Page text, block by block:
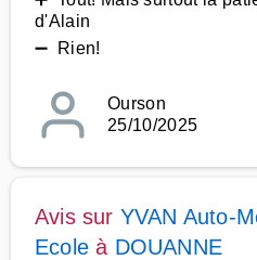
d'Alain
➖ Rien!
Ourson
25/10/2025
Avis sur YVAN Auto-
Ecole à DOUANNE